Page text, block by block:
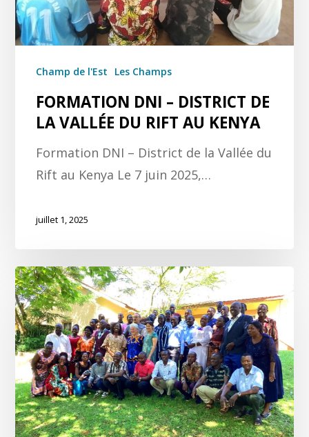
Champ de l'Est Les Champs
FORMATION DNI – DISTRICT DE
LA VALLÉE DU RIFT AU KENYA
Formation DNI – District de la Vallée du
Rift au Kenya Le 7 juin 2025,…
juillet 1, 2025